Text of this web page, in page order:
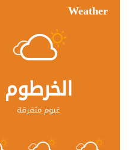
Weather
الخرطوم
غيوم متفرقة